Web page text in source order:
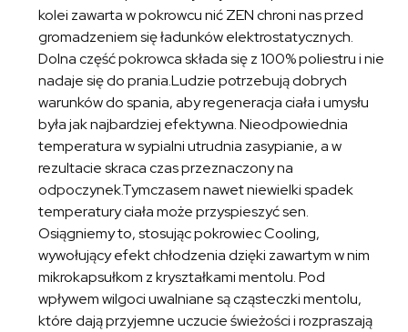
kolei zawarta w pokrowcu nić ZEN chroni nas przed
gromadzeniem się ładunków elektrostatycznych.
Dolna część pokrowca składa się z 100% poliestru i nie
nadaje się do prania.Ludzie potrzebują dobrych
warunków do spania, aby regeneracja ciała i umysłu
była jak najbardziej efektywna. Nieodpowiednia
temperatura w sypialni utrudnia zasypianie, a w
rezultacie skraca czas przeznaczony na
odpoczynek.Tymczasem nawet niewielki spadek
temperatury ciała może przyspieszyć sen.
Osiągniemy to, stosując pokrowiec Cooling,
wywołujący efekt chłodzenia dzięki zawartym w nim
mikrokapsułkom z kryształkami mentolu. Pod
wpływem wilgoci uwalniane są cząsteczki mentolu,
które dają przyjemne uczucie świeżości i rozpraszają